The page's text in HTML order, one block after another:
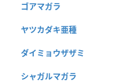
ゴアマガラ
ヤツカダキ亜種
ダイミョウザザミ
シャガルマガラ